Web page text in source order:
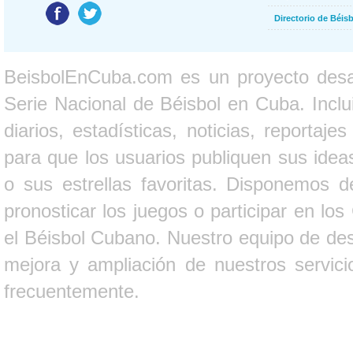
Directorio de
BeisbolEnCuba.com es un proyecto
Serie Nacional de Béisbol en Cuba.
diarios, estadísticas, noticias,
para que los usuarios publiquen sus
o sus estrellas favoritas. Disponemos
pronosticar los juegos o participar en
el Béisbol Cubano. Nuestro equipo de
mejora y ampliación de nuestros
frecuentemente.